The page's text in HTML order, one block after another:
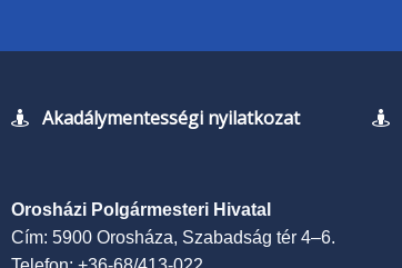
Akadálymentességi nyilatkozat
Orosházi Polgármesteri Hivatal
Cím: 5900 Orosháza, Szabadság tér 4–6.